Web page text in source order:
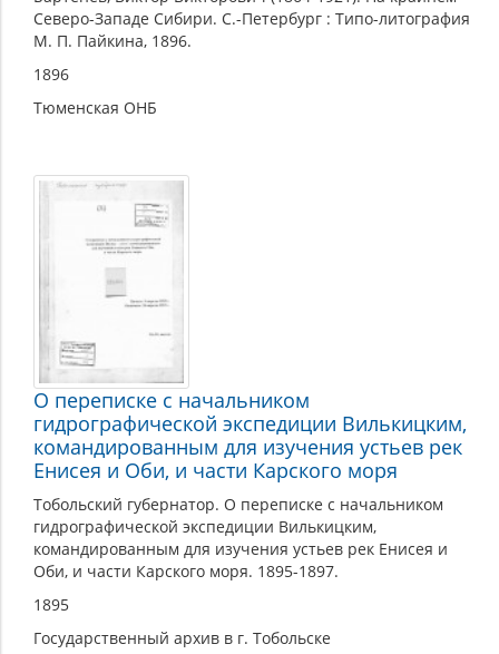
Северо-Западе Сибири. С.-Петербург : Типо-литография
М. П. Пайкина, 1896.
1896
Тюменская ОНБ
О переписке с начальником
гидрографической экспедиции Вилькицким,
командированным для изучения устьев рек
Енисея и Оби, и части Карского моря
Тобольский губернатор. О переписке с начальником
гидрографической экспедиции Вилькицким,
командированным для изучения устьев рек Енисея и
Оби, и части Карского моря. 1895-1897.
1895
Государственный архив в г. Тобольске